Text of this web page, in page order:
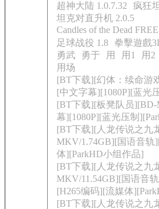
超神大陆 1.0.7.32
疯狂
坦克对直升机 2.0.5
Candles of the Dead
足球战役 1.8 拳擊遊戲
勇武
勇于 用 用1 用2
用场
[BT下载][幻体：续命游
[中文字幕][1080P][蓝光
[BT下载][板凳队员
幕][1080P][蓝光压制
[BT下载][人龙传说之九
MKV/1.74GB][国语音轨
体][ParkHD小组作品]
[BT下载][人龙传说之九
MKV/11.54GB][国语音
[H265编码][流媒体
[BT下载][人龙传说之九